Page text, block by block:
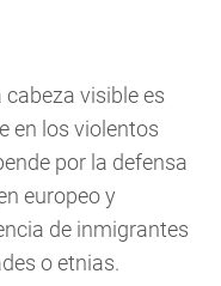
visible es
en los violentos
por la defensa
europeo y
de inmigrantes
o etnias.